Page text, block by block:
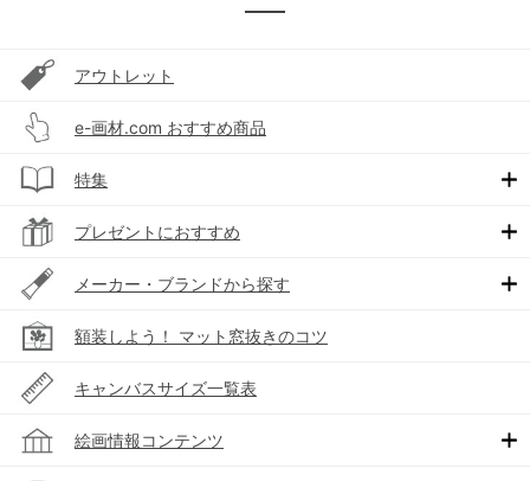
アウトレット
e-画材.com おすすめ商品
特集
プレゼントにおすすめ
メーカー・ブランドから探す
額装しよう！ マット窓抜きのコツ
キャンバスサイズ一覧表
絵画情報コンテンツ